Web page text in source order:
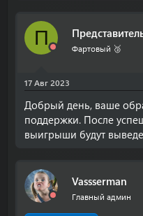
П Фартовый 🥉
17 Авг 2023
Добрый день, ваше
поддержки. После
выигрыши будут
Vassserman
Главный админ